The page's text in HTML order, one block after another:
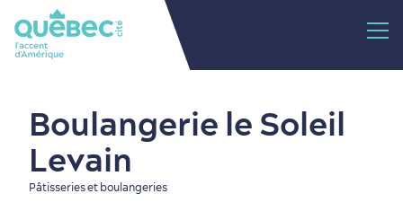
Boulangerie le Soleil
Levain
Pâtisseries et boulangeries